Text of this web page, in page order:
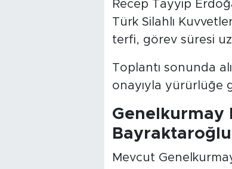
Recep Tayyip
Türk Silahlı
terfi, görev süresi
Toplantı sonunda
onayıyla yürürlüğe
Genelkurmay
Mevcut